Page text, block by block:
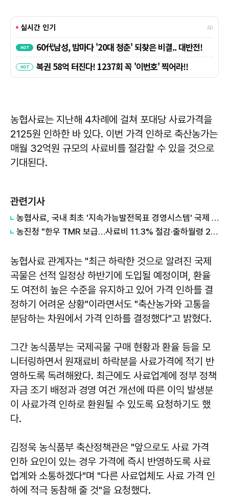
농협사료는 지난해 4차례에 걸쳐 포대당 사료가격을
2125원 인하한 바 있다. 이번 가격 인하로 축산농가는
매월 32억원 규모의 사료비를 절감할 수 있을 것으로
기대된다.
관련기사
농협사료, 국내 최초 '지속가능발전목표 경영시스템' 국제 인증 획득
농진청 "한우 TMR 보급…사료비 11.3% 절감·출하월령 2개월 단축"
농협사료 관계자는 "최근 하락한 것으로 알려진 국제
곡물은 선적 일정상 하반기에 도입될 예정이며, 환율
도 여전히 높은 수준을 유지하고 있어 가격 인하를 결
정하기 어려운 상황"이라면서도 "축산농가와 고통을
분담하는 차원에서 가격 인하를 결정했다"고 밝혔다.
그간 농식품부는 국제곡물 구매 현황과 환율 등을 모
니터링하면서 원재료비 하락분을 사료가격에 적기 반
영하도록 독려해왔다. 최근에도 사료업계에 정부 정책
자금 조기 배정과 경영 여건 개선에 따른 이익 발생분
이 사료가격 인하로 환원될 수 있도록 요청하기도 했
다.
김정욱 농식품부 축산정책관은 "앞으로도 사료 가격
인하 요인이 있는 경우 가격에 즉시 반영하도록 사료
업계와 소통하겠다"며 "다른 사료업체도 사료 가격 인
하에 적극 동참해 줄 것"을 요청했다.